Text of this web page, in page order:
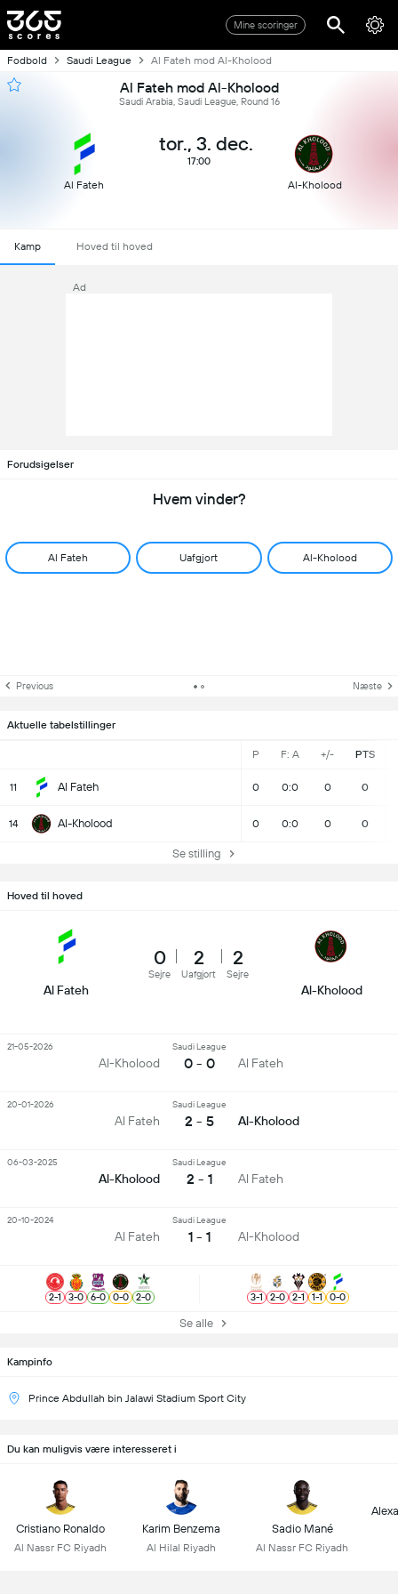
Mine scoringer
Fodbold Saudi League Al Fateh mod Al-Kholood
Al Fateh mod Al-Kholood
Saudi Arabia, Saudi League, Round 16
Al Fateh
tor., 3. dec.
17:00
Al-Kholood
Kamp Hoved til hoved
Ad
Forudsigelser
Hvem vinder?
Al Fateh Uafgjort Al-Kholood
Previous Næste
Aktuelle tabelstillinger
P F: A +/- PTS
11 Al Fateh 0 0:0 0 0
14 Al-Kholood 0 0:0 0 0
Se stilling
Kampinfo
Prince Abdullah bin Jalawi Stadium Sport City
Hoved til hoved
Al Fateh
0
Sejre
2
Uafgjort
2
Sejre
Al-Kholood
Al-Kholood
Saudi League
0 - 0 Al Fateh
21-05-2026
Al Fateh
Saudi League
2 - 5 Al-Kholood
20-01-2026
Al-Kholood
Saudi League
2 - 1 Al Fateh
06-03-2025
Al Fateh
Saudi League
1 - 1 Al-Kholood
20-10-2024
2-1 3-0 6-0 0-0 2-0 3-1 2-0 2-1 1-1 0-0
Se alle
Du kan muligvis være interesseret i
Cristiano Ronaldo
Al Nassr FC Riyadh
Karim Benzema
Al Hilal Riyadh
Sadio Mané
Al Nassr FC Riyadh